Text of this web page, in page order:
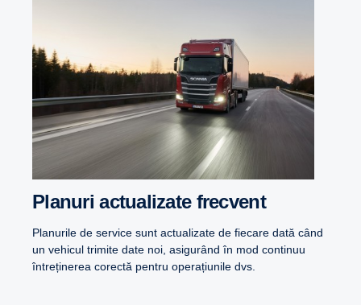
Planuri actualizate frecvent
Planurile de service sunt actualizate de fiecare dată când
un vehicul trimite date noi, asigurând în mod continuu
întreținerea corectă pentru operațiunile dvs.